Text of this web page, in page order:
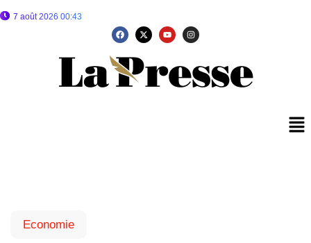
7 août 2026 00:43
Economie